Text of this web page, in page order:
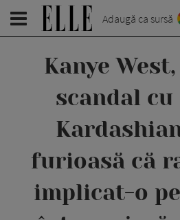
Adaugă ca sursă
Kanye
scandal cu
furioasă că
implicat-o